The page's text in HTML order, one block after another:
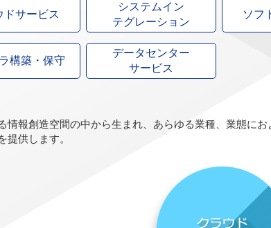
ドサービス
システムイン
テグレーション
ソフ
構築・保守
データセンター
サービス
情報創造空間の中から生まれ、あらゆる業種、業態に
提供します。